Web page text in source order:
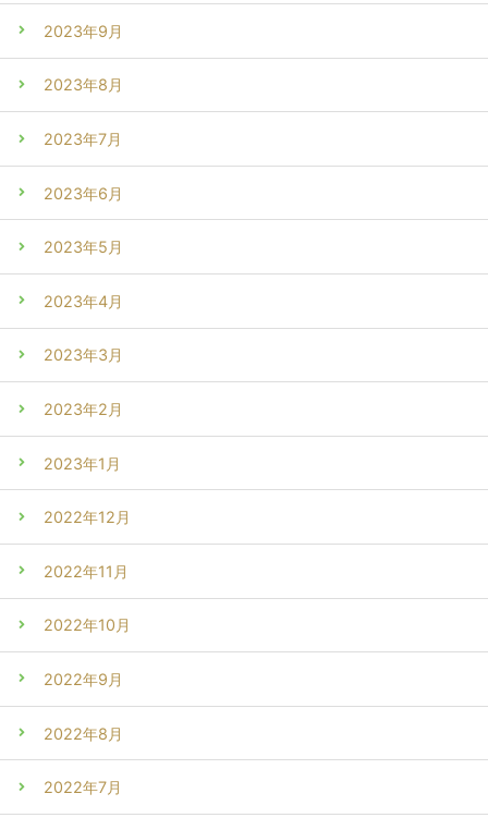
2023年9月
2023年8月
2023年7月
2023年6月
2023年5月
2023年4月
2023年3月
2023年2月
2023年1月
2022年12月
2022年11月
2022年10月
2022年9月
2022年8月
2022年7月